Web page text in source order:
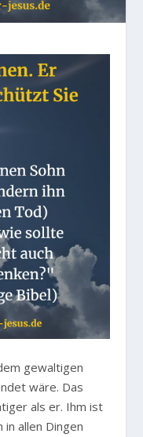
gewaltigen
wäre. Das
als er. Ihm ist
in allen Dingen